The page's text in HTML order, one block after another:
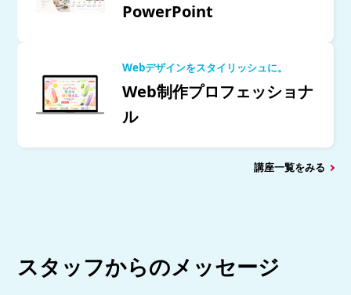
PowerPoint
Webデザインをスタイリッシュに。
Web制作プロフェッショナ
ル
講座一覧をみる
スタッフからのメッセージ